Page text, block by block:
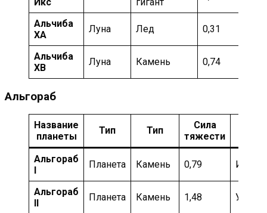
Альчиба
XA
Луна Лед 0,31
Альчиба
XB
Луна Камень 0,74
Альгораб
Название
планеты
Тип Тип
Сила
тяжести
Альгораб
Планета Камень 0,79
Альгораб
Планета Камень 1,48